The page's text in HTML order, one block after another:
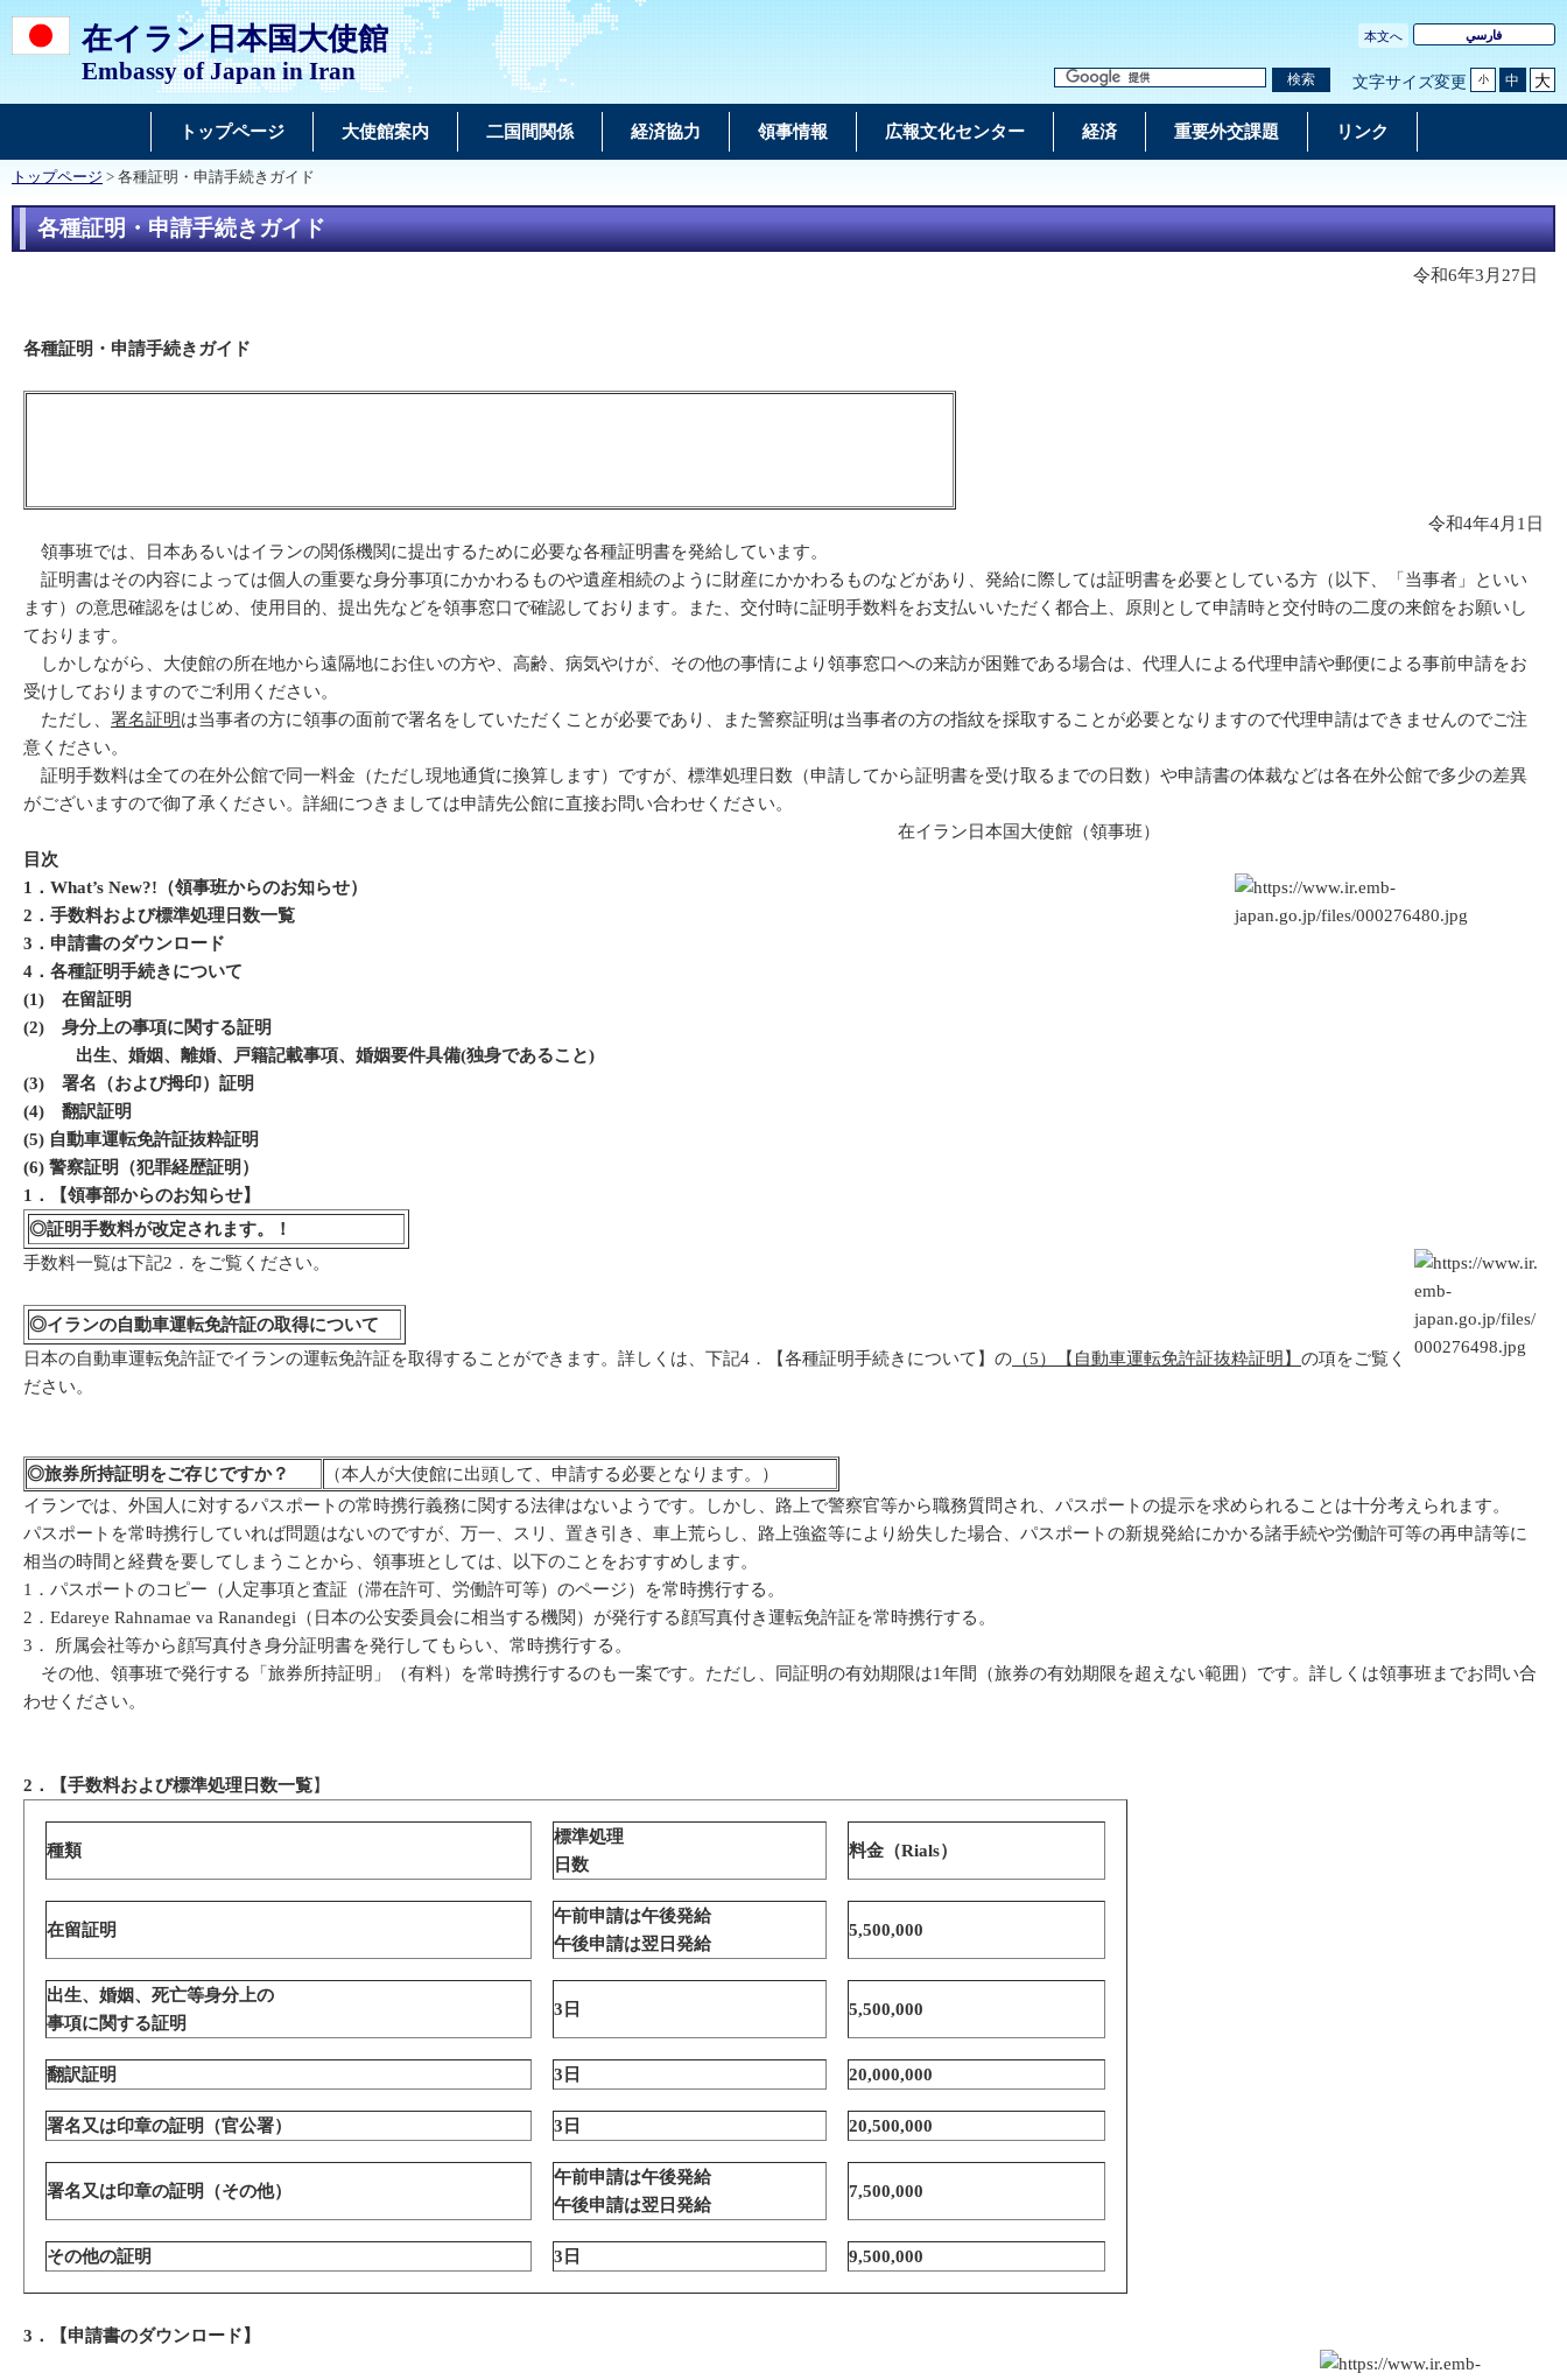
在イラン日本国大使館
Embassy of Japan in Iran
本文へ فارسي
検索 文字サイズ変更 小 中 大
トップページ 大使館案内 二国間関係 経済協力 領事情報 広報文化センター 経済 重要外交課題 リンク
トップページ > 各種証明・申請手続きガイド
各種証明・申請手続きガイド
令和6年3月27日
各種証明・申請手続きガイド
令和4年4月1日
領事班では、日本あるいはイランの関係機関に提出するために必要な各種証明書を発給しています。
証明書はその内容によっては個人の重要な身分事項にかかわるものや遺産相続のように財産にかかわるものなどがあり、発給に際しては証明書を必要としている方（以下、「当事者」といい
ます）の意思確認をはじめ、使用目的、提出先などを領事窓口で確認しております。また、交付時に証明手数料をお支払いいただく都合上、原則として申請時と交付時の二度の来館をお願いし
ております。
しかしながら、大使館の所在地から遠隔地にお住いの方や、高齢、病気やけが、その他の事情により領事窓口への来訪が困難である場合は、代理人による代理申請や郵便による事前申請をお
受けしておりますのでご利用ください。
ただし、 署名証明は当事者の方に領事の面前で署名をしていただくことが必要であり、また警察証明は当事者の方の指紋を採取することが必要となりますので代理申請はできませんのでご注
意ください。
証明手数料は全ての在外公館で同一料金（ただし現地通貨に換算します）ですが、標準処理日数（申請してから証明書を受け取るまでの日数）や申請書の体裁などは各在外公館で多少の差異
がございますので御了承ください。詳細につきましては申請先公館に直接お問い合わせください。
在イラン日本国大使館（領事班）
目次
1 ． What’s New?! （領事班からのお知らせ）
2 ．手数料および標準処理日数一覧
3 ．申請書のダウンロード
4 ．各種証明手続きについて
(1) 在留証明
(2) 身分上の事項に関する証明
出生、婚姻、離婚、戸籍記載事項、婚姻要件具備(独身であること)
(3) 署名（および拇印）証明
(4) 翻訳証明
(5) 自動車運転免許証抜粋証明
(6) 警察証明（犯罪経歴証明）
1 ．【領事部からのお知らせ】
◎証明手数料が改定されます。！
手数料一覧は下記2．をご覧ください。
◎イランの自動車運転免許証の取得について
日本の自動車運転免許証でイランの運転免許証を取得することができます。詳しくは、下記4．【各種証明手続きについて】の （5）【自動車運転免許証抜粋証明】 の項をご覧く
ださい。
◎旅券所持証明をご存じですか？
（本人が大使館に出頭して、申請する必要となります。）
イランでは、外国人に対するパスポートの常時携行義務に関する法律はないようです。しかし、路上で警察官等から職務質問され、パスポートの提示を求められることは十分考えられます。
パスポートを常時携行していれば問題はないのですが、万一、スリ、置き引き、車上荒らし、路上強盗等により紛失した場合、パスポートの新規発給にかかる諸手続や労働許可等の再申請等に
相当の時間と経費を要してしまうことから、領事班としては、以下のことをおすすめします。
1．パスポートのコピー（人定事項と査証（滞在許可、労働許可等）のページ）を常時携行する。
2．Edareye Rahnamae va Ranandegi（日本の公安委員会に相当する機関）が発行する顔写真付き運転免許証を常時携行する。
3． 所属会社等から顔写真付き身分証明書を発行してもらい、常時携行する。
その他、領事班で発行する「旅券所持証明」（有料）を常時携行するのも一案です。ただし、同証明の有効期限は1年間（旅券の有効期限を超えない範囲）です。詳しくは領事班までお問い合
わせください。
2 ．【手数料および標準処理日数一覧】
種類
標準処理
日数
料金（Rials）
在留証明
午前申請は午後発給
午後申請は翌日発給
5,500,000
出生、婚姻、死亡等身分上の
事項に関する証明
3 日 5,500,000
翻訳証明 3 日 20,000,000
署名又は印章の証明（官公署） 3 日 20,500,000
署名又は印章の証明（その他）
午前申請は午後発給
午後申請は翌日発給
7,500,000
その他の証明 3 日 9,500,000
3 ．【申請書のダウンロード】